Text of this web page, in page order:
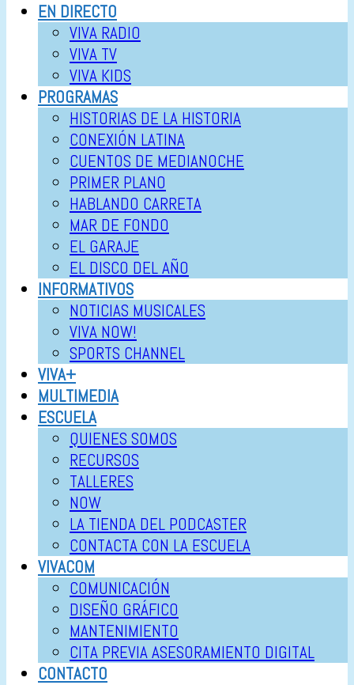
EN DIRECTO
VIVA RADIO
VIVA TV
VIVA KIDS
PROGRAMAS
HISTORIAS DE LA HISTORIA
CONEXIÓN LATINA
CUENTOS DE MEDIANOCHE
PRIMER PLANO
HABLANDO CARRETA
MAR DE FONDO
EL GARAJE
EL DISCO DEL AÑO
INFORMATIVOS
NOTICIAS MUSICALES
VIVA NOW!
SPORTS CHANNEL
VIVA+
MULTIMEDIA
ESCUELA
QUIENES SOMOS
RECURSOS
TALLERES
NOW
LA TIENDA DEL PODCASTER
CONTACTA CON LA ESCUELA
VIVACOM
COMUNICACIÓN
DISEÑO GRÁFICO
MANTENIMIENTO
CITA PREVIA ASESORAMIENTO DIGITAL
CONTACTO